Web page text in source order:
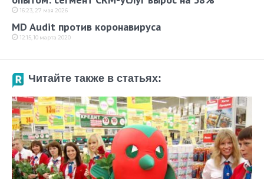
16:23, 27 мая 2026
MD Audit против коронавируса
12:15, 10 марта 2020
Читайте также в статьях: